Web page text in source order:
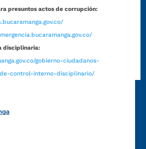
presuntos actos de corrupción:
disciplinaria:
gobierno-ciudadanos-
control-interno-disciplinario/